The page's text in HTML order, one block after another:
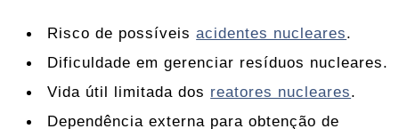
Risco de possíveisacidentes nucleares.
Dificuldade em gerenciar resíduos nucleares.
Vida útil limitada dos reatores nucleares.
Dependência externa para obtenção de